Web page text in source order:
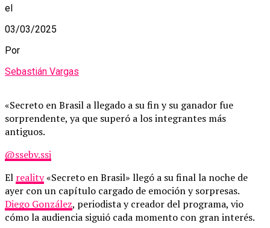
el
03/03/2025
Por
Sebastián Vargas
«Secreto en Brasil a llegado a su fin y su ganador fue
sorprendente, ya que superó a los integrantes más
antiguos.
@ssebv.ssj
El reality«Secreto en Brasil» llegó a su final la noche de
ayer con un capítulo cargado de emoción y sorpresas.
Diego González, periodista y creador del programa, vio
cómo la audiencia siguió cada momento con gran interés.